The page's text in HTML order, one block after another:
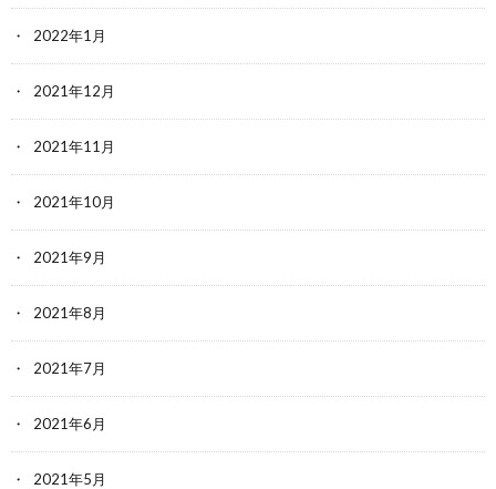
2022年1月
2021年12月
2021年11月
2021年10月
2021年9月
2021年8月
2021年7月
2021年6月
2021年5月